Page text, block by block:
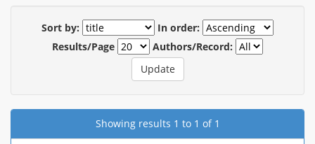
Sort by:
In order:
Results/Page
Authors/Record:
Showing results 1 to 1 of 1